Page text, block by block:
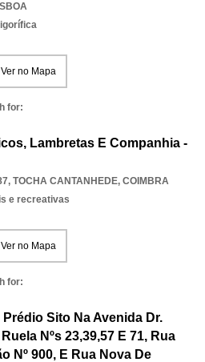
Ver no Mapa
for:
Lambretas E Companhia -
, TOCHA CANTANHEDE, COIMBRA
e recreativas
Ver no Mapa
for:
Sito Na Avenida Dr.
Nºs 23,39,57 E 71, Rua
Nº 900, E Rua Nova De